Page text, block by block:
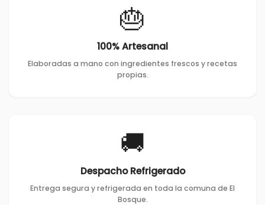
🎂
100% Artesanal
Elaboradas a mano con ingredientes frescos y recetas
propias.
🚚
Despacho Refrigerado
Entrega segura y refrigerada en toda la comuna de El
Bosque.